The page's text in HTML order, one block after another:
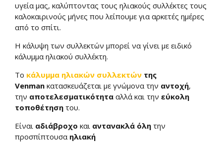
υγεία μας, καλύπτοντας τους ηλιακούς συλλέκτες τους
καλοκαιρινούς μήνες που λείπουμε για αρκετές ημέρες
από το σπίτι.
Η κάλυψη των συλλεκτών μπορεί να γίνει με ειδικό
κάλυμμα ηλιακού συλλέκτη.
Το κάλυμμα ηλιακών συλλεκτών της
Venman κατασκευάζεται με γνώμονα την αντοχή,
την αποτελεσματικότητα αλλά και την εύκολη
τοποθέτηση του.
Είναι αδιάβροχο και αντανακλά όλη την
προσπίπτουσα ηλιακή